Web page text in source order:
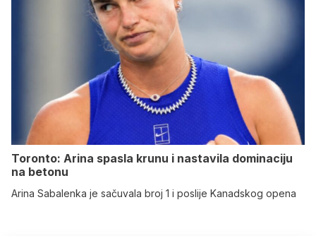
Toronto: Arina spasla krunu i nastavila dominaciju
na betonu
Arina Sabalenka je sačuvala broj 1 i poslije Kanadskog opena